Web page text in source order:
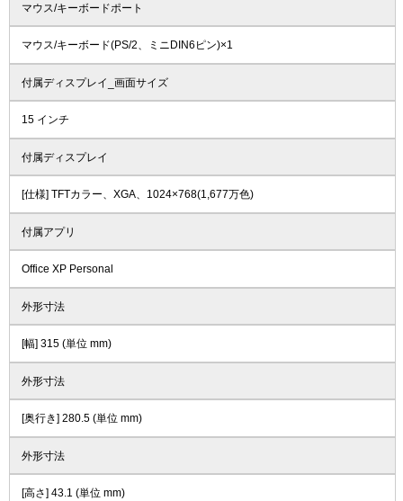
マウス/キーボードポート
マウス/キーボード(PS/2、ミニDIN6ピン)×1
付属ディスプレイ_画面サイズ
15 インチ
付属ディスプレイ
[仕様] TFTカラー、XGA、1024×768(1,677万色)
付属アプリ
Office XP Personal
外形寸法
[幅] 315 (単位 mm)
外形寸法
[奥行き] 280.5 (単位 mm)
外形寸法
[高さ] 43.1 (単位 mm)